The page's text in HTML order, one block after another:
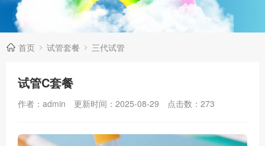
首页 试管套餐 三代试管
试管C套餐
作者：admin 更新时间：2025-08-29 点击数： 273